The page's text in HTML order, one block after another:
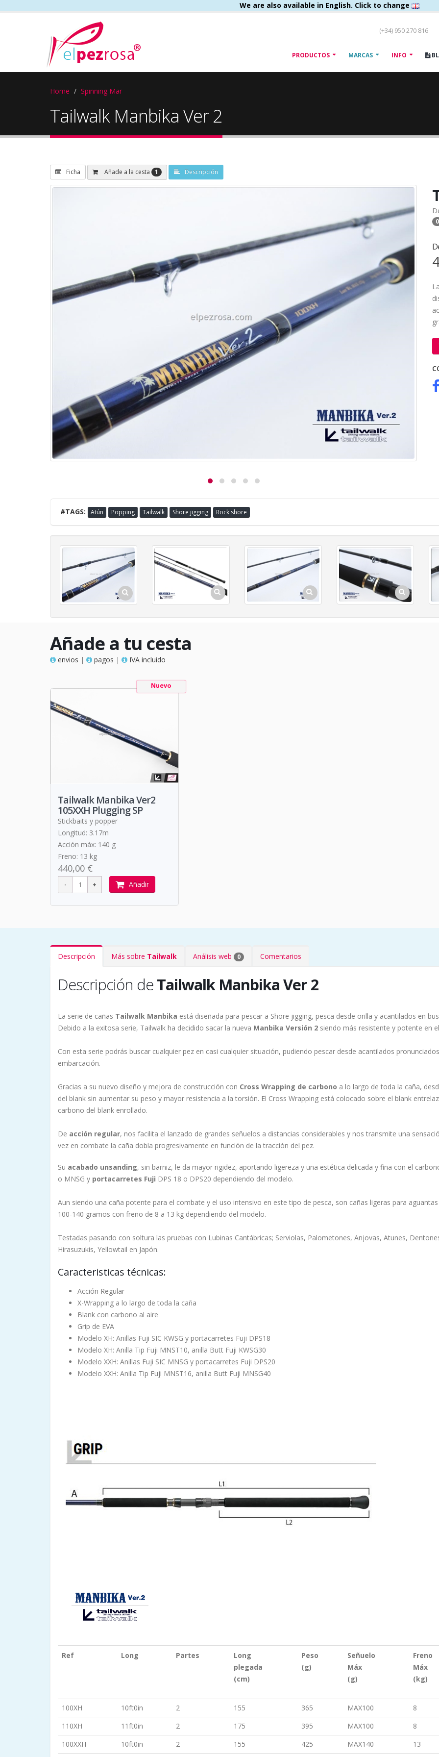
We are also available in English. Click to change
(+34) 950 270 816
PRODUCTOS MARCAS INFO
Home Spinning Mar
Tailwalk Manbika Ver 2
Ficha Añade a la cesta 1 Descripción
0
#TAGS: Atún Popping Tailwalk Shore jigging Rock shore
Añade a tu cesta
envios | pagos | IVA incluido
Nuevo
Tailwalk Manbika Ver2
105XXH Plugging SP
Stickbaits y popper
Longitud: 3.17m
Acción máx: 140 g
Freno: 13 kg
440,00 €
Añadir
Descripción Más sobre Tailwalk Análisis web 0 Comentarios
Descripción deTailwalk Manbika Ver 2
La serie de cañas Tailwalk Manbika está diseñada para pescar a Shore jigging, pesca desde orilla y acantilados en
Debido a la exitosa serie, Tailwalk ha decidido sacar la nueva Manbika Versión 2 siendo más resistente y potente en
Con esta serie podrás buscar cualquier pez en casi cualquier situación, pudiendo pescar desde acantilados
embarcación.
Gracias a su nuevo diseño y mejora de construcción con Cross Wrapping de carbono a lo largo de toda la caña,
del blank sin aumentar su peso y mayor resistencia a la torsión. El Cross Wrapping está colocado sobre el blank
carbono del blank enrollado.
De acción regular, nos facilita el lanzado de grandes señuelos a distancias considerables y nos transmite una
vez en combate la caña dobla progresivamente en función de la tracción del pez.
Su acabado unsanding, sin barniz, le da mayor rigidez, aportando ligereza y una estética delicada y fina con el
o MNSG y portacarretes Fuji DPS 18 o DPS20 dependiendo del modelo.
Aun siendo una caña potente para el combate y el uso intensivo en este tipo de pesca, son cañas ligeras para
100-140 gramos con freno de 8 a 13 kg dependiendo del modelo.
Testadas pasando con soltura las pruebas con Lubinas Cantábricas; Serviolas, Palometones, Anjovas, Atunes,
Hirasuzukis, Yellowtail en Japón.
Caracteristicas técnicas:
Acción Regular
X-Wrapping a lo largo de toda la caña
Blank con carbono al aire
Grip de EVA
Modelo XH: Anillas Fuji SIC KWSG y portacarretes Fuji DPS18
Modelo XH: Anilla Tip Fuji MNST10, anilla Butt Fuji KWSG30
Modelo XXH: Anillas Fuji SIC MNSG y portacarretes Fuji DPS20
Modelo XXH: Anilla Tip Fuji MNST16, anilla Butt Fuji MNSG40
Ref Long Partes
Long
plegada
(cm)
Peso
(g)
Señuelo
Máx
(g)
Freno
Máx
(kg)
100XH 10ft0in 2 155 365 MAX100
8
110XH
11ft0in 2 175 395 MAX100
8
100XXH
10ft0in 2 155 425 MAX140 13